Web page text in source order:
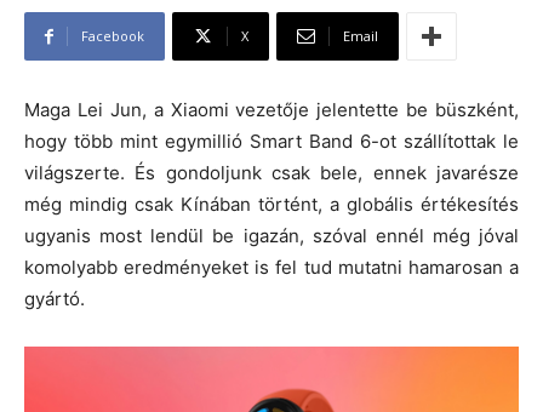
Facebook X Email
Maga Lei Jun, a Xiaomi vezetője jelentette be büszként,
hogy több mint egymillió Smart Band 6-ot szállítottak le
világszerte. És gondoljunk csak bele, ennek javarésze
még mindig csak Kínában történt, a globális értékesítés
ugyanis most lendül be igazán, szóval ennél még jóval
komolyabb eredményeket is fel tud mutatni hamarosan a
gyártó.